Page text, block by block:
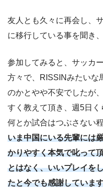
友人とも久々に再会し、
に移行している事を聞き
参加してみると、サッカ
方々で、RISSINみたいな
のかとやや不安でしたが
すく教えて頂き、週5日く
何とか試合はつぶさない
いま中国にいる先輩には
かりやすく本気で叱って
とはなく、いいプレイを
たと今でも感謝していま